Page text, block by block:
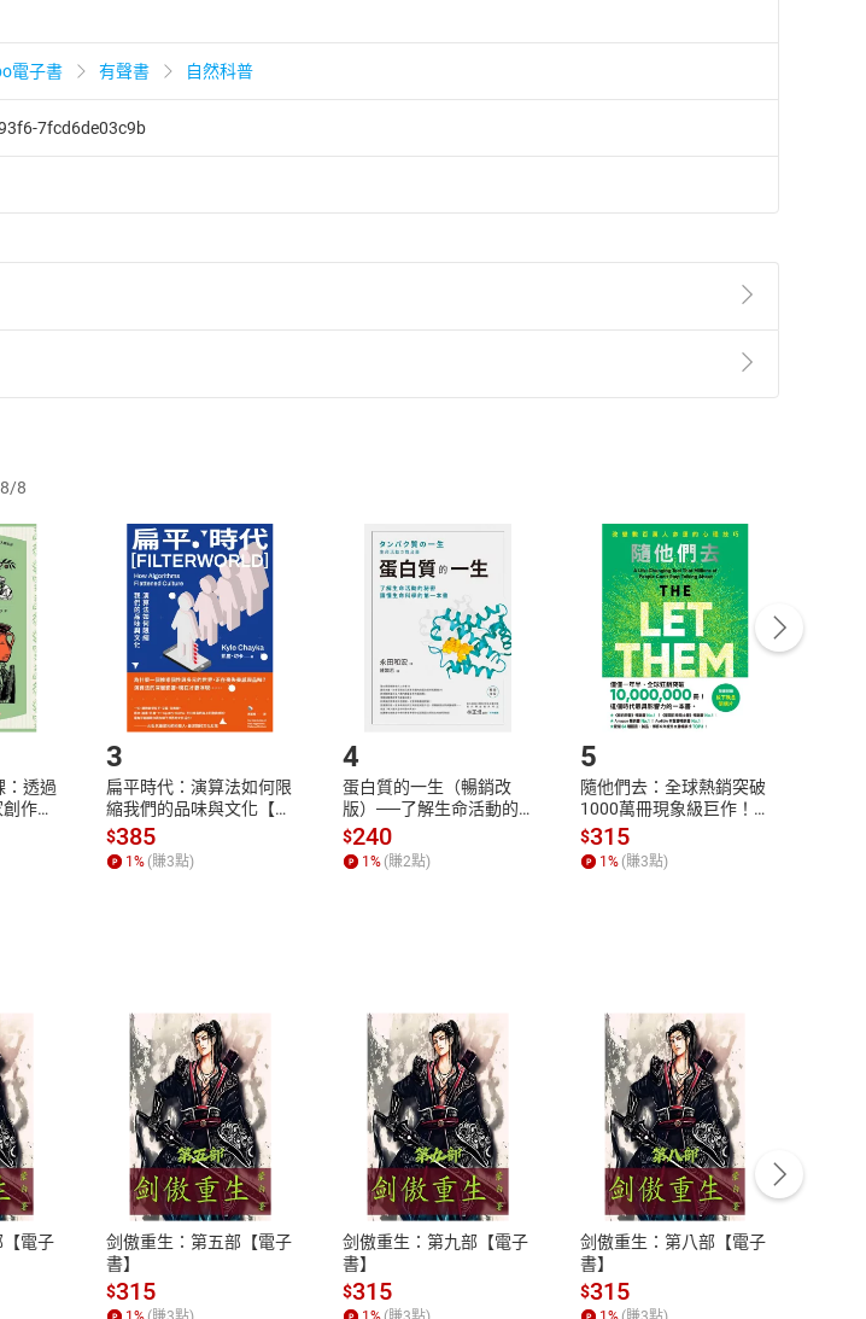
史普林厄
樂
電子書 有聲書 自然科普
7fcd6de03c9b
暨通訊交易解除權合理例外情事適用準則第2條第5款之規定，「非以有形媒介提供之數位
本店鋪所銷售之商品為電子書，屬非以有形媒介提供之數位內容，消費者同意若訂購後
。
請登入樂天市場，並於「我的訂單」中點選「瀏覽訂單明細」
「申請取消訂單/退
核通過後將為您辦理退款事宜。
取消/退貨，恕無法以單支商品取消/退貨。
車
cart
登入帳號
Login
付款方式
Payment
完成訂單
Complete
Step2.登入帳號，下載書籍後看書
退換貨規範
本店是否提供消費者保護法七日猶豫期
之權利，遽消費者保護法及通訊交易解
除權合理例外情事適用準則，依商品性
質各有不同規定。詳細退換貨說明請參
客服資訊
服務時間：週一到週五 10:00-12:00、
13:00-17:00 (國定假日及例假日休息)
客服電話：0080-1857077
8
：透過
作現
、如
子
3
扁平時代：演算法如何限
縮我們的品味與文化【電
子書】
$385
1 % (賺3點)
4
蛋白質的一生（暢銷改
版）──了解生命活動的
秘密，讀懂生命科學的第
一本書【電子書】
$240
1% (賺2點)
5
隨他們去：全球熱銷突破
1000萬冊現象級巨作！
改變千萬人命運的心理技
巧【附放下執念明信片
圖】【電子書】
$315
1% (賺3點)
電子
剑傲重生：第五部【電子
書】
$315
剑傲重生：第九部【電子
書】
$315
剑傲重生：第八部【電子
書】
$315